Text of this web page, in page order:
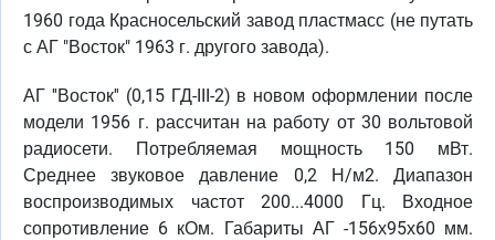
1960 года Красносельский завод пластмасс (не путать
с АГ "Восток" 1963 г. другого завода).
АГ ''Восток'' (0,15 ГД-III-2) в новом оформлении после
модели 1956 г. рассчитан на работу от 30 вольтовой
радиосети. Потребляемая мощность 150 мВт.
Среднее звуковое давление 0,2 Н/м2. Диапазон
воспроизводимых частот 200...4000 Гц. Входное
сопротивление 6 кОм. Габариты АГ -156х95х60 мм.